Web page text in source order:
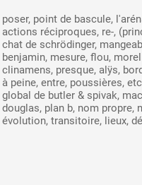
poser, point de bascule,
actions réciproques, re-,
chat de schrödinger,
benjamin, mesure, flou,
clinamens, presque, alÿs,
à peine, entre, poussières,
global de butler & spivak,
douglas, plan b, nom propre,
évolution, transitoire, lieux,